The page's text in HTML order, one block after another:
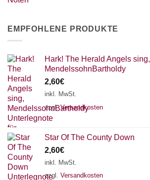
EMPFOHLENE PRODUKTE
Hark! The Herald Angels sing,
MendelssohnBartholdy
2,60€
inkl. MwSt.
zzgl.Versandkosten
Star Of The County Down
2,60€
inkl. MwSt.
zzgl. Versandkosten